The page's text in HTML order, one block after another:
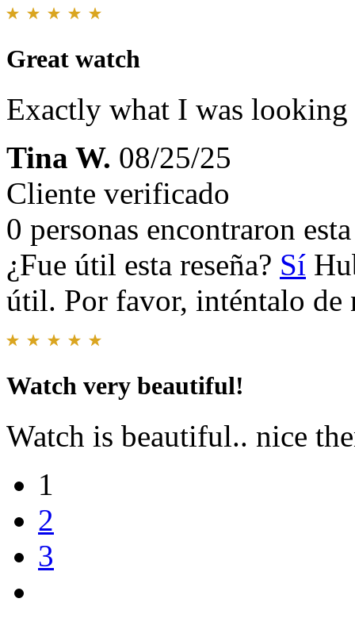
Great watch
Exactly what I was
Tina W. 08/25/25
Cliente verificado
0 personas encontraron
¿Fue útil esta reseña? Sí
útil. Por favor, inténtalo de
Watch very beautiful!
Watch is beautiful.. nice
1
2
3